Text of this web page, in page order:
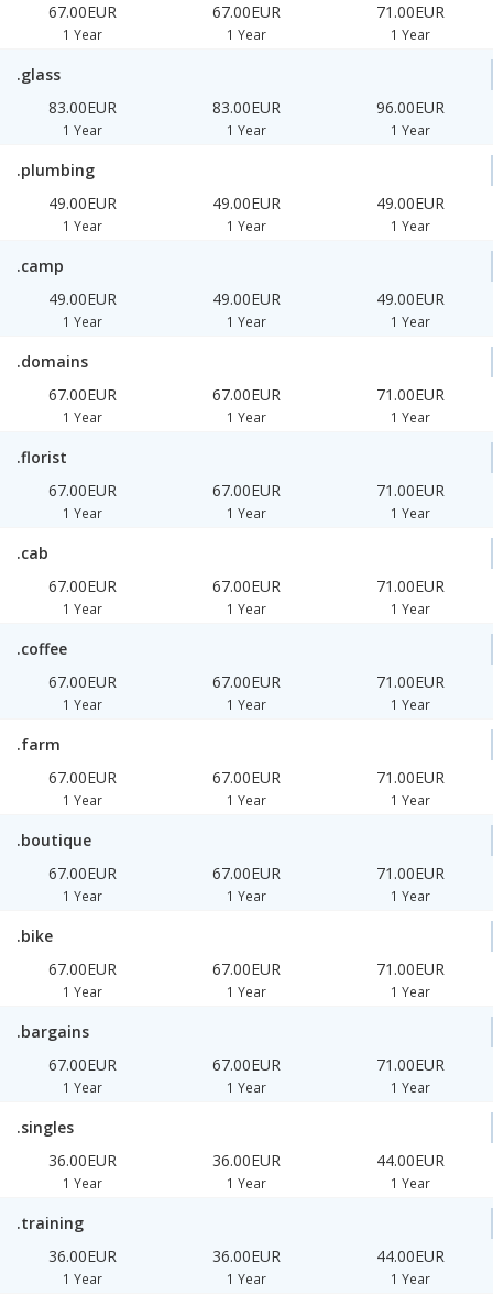
67.00EUR
1 Year
67.00EUR
1 Year
71.00EUR
1 Year
.glass
83.00EUR
1 Year
83.00EUR
1 Year
96.00EUR
1 Year
.plumbing
49.00EUR
1 Year
49.00EUR
1 Year
49.00EUR
1 Year
.camp
49.00EUR
1 Year
49.00EUR
1 Year
49.00EUR
1 Year
.domains
67.00EUR
1 Year
67.00EUR
1 Year
71.00EUR
1 Year
.florist
67.00EUR
1 Year
67.00EUR
1 Year
71.00EUR
1 Year
.cab
67.00EUR
1 Year
67.00EUR
1 Year
71.00EUR
1 Year
.coffee
67.00EUR
1 Year
67.00EUR
1 Year
71.00EUR
1 Year
.farm
67.00EUR
1 Year
67.00EUR
1 Year
71.00EUR
1 Year
.boutique
67.00EUR
1 Year
67.00EUR
1 Year
71.00EUR
1 Year
.bike
67.00EUR
1 Year
67.00EUR
1 Year
71.00EUR
1 Year
.bargains
67.00EUR
1 Year
67.00EUR
1 Year
71.00EUR
1 Year
.singles
36.00EUR
1 Year
36.00EUR
1 Year
44.00EUR
1 Year
.training
36.00EUR
1 Year
36.00EUR
1 Year
44.00EUR
1 Year